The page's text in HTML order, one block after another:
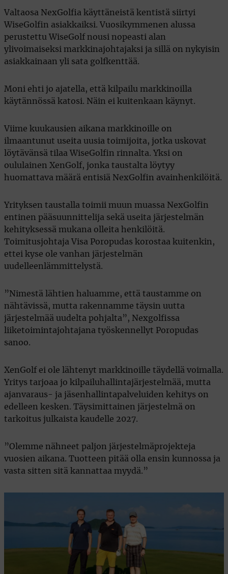
Valtaosa NexGolfia käyttäneistä kentistä siirtyi
WiseGolfin asiakkaiksi. Vuosikymmenen alussa
perustettu WiseGolf nousi nopeasti alan
ylivoimaiseksi markkinajohtajaksi ja sillä on nykyisin
asiakkainaan yli sata golfkenttää.
Moni ehti jo ajatella, että kilpailu markkinoilla
käytännössä katosi. Näin ei kuitenkaan käynyt.
Viime kuukausien aikana markkinoille on
ilmaantunut useita uusia toimijoita, jotka uskovat
löytävänsä tilaa WiseGolfin rinnalta. Yksi on
oululainen XenGolf, jonka taustalta löytyy
huomattava määrä entisiä NexGolfin avainhenkilöitä.
Yrityksen taustalla toimii muun muassa NexGolfin
entinen pääsuunnittelija sekä useita järjestelmän
kehityksessä mukana olleita henkilöitä.
Toimitusjohtaja Visa Poropudas korostaa kuitenkin,
ettei kyse ole vanhan järjestelmän
uudelleenlämmittelystä.
”Nimestä lähtien haluamme, että taustamme on
nähtävissä, mutta rakennamme täysin uutta
järjestelmää uudelta pohjalta”, Nexgolfissa
liiketoimintajohtajana työskennellyt Poropudas
sanoo.
XenGolf ei ole lähtenyt markkinoille täydellä voimalla.
Yritys tarjoaa jo kilpailuhallintajärjestelmää, mutta
ajanvaraus- ja jäsenhallintapalveluiden kehitys on
edelleen kesken. Täysimittainen järjestelmä on
tarkoitus julkaista kaudelle 2027.
”Olemme nähneet paljon järjestelmäprojekteja
vuosien aikana. Tuotteen pitää olla ensin kunnossa ja
vasta sitten sitä kannattaa myydä.”